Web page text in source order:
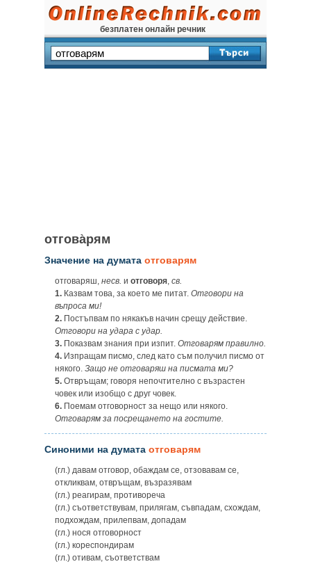
безплатен онлайн речник
отгова̀рям
Значение на думата отговарям
отговаряш, несв. и отговоря, св.
1. Казвам това, за което ме питат. Отговори на
въпроса ми!
2. Постъпвам по някакъв начин срещу действие.
Отговори на удара с удар.
3. Показвам знания при изпит. Отговарям правилно.
4. Изпращам писмо, след като съм получил писмо от
някого. Защо не отговаряш на писмата ми?
5. Отвръщам; говоря непочтително с възрастен
човек или изобщо с друг човек.
6. Поемам отговорност за нещо или някого.
Отговарям за посрещането на гостите.
Синоними на думата отговарям
(гл.) давам отговор, обаждам се, отзовавам се,
откликвам, отвръщам, възразявам
(гл.) реагирам, противореча
(гл.) съответствувам, прилягам, съвпадам, схождам,
подхождам, прилепвам, допадам
(гл.) нося отговорност
(гл.) кореспондирам
(гл.) отивам, съответствам